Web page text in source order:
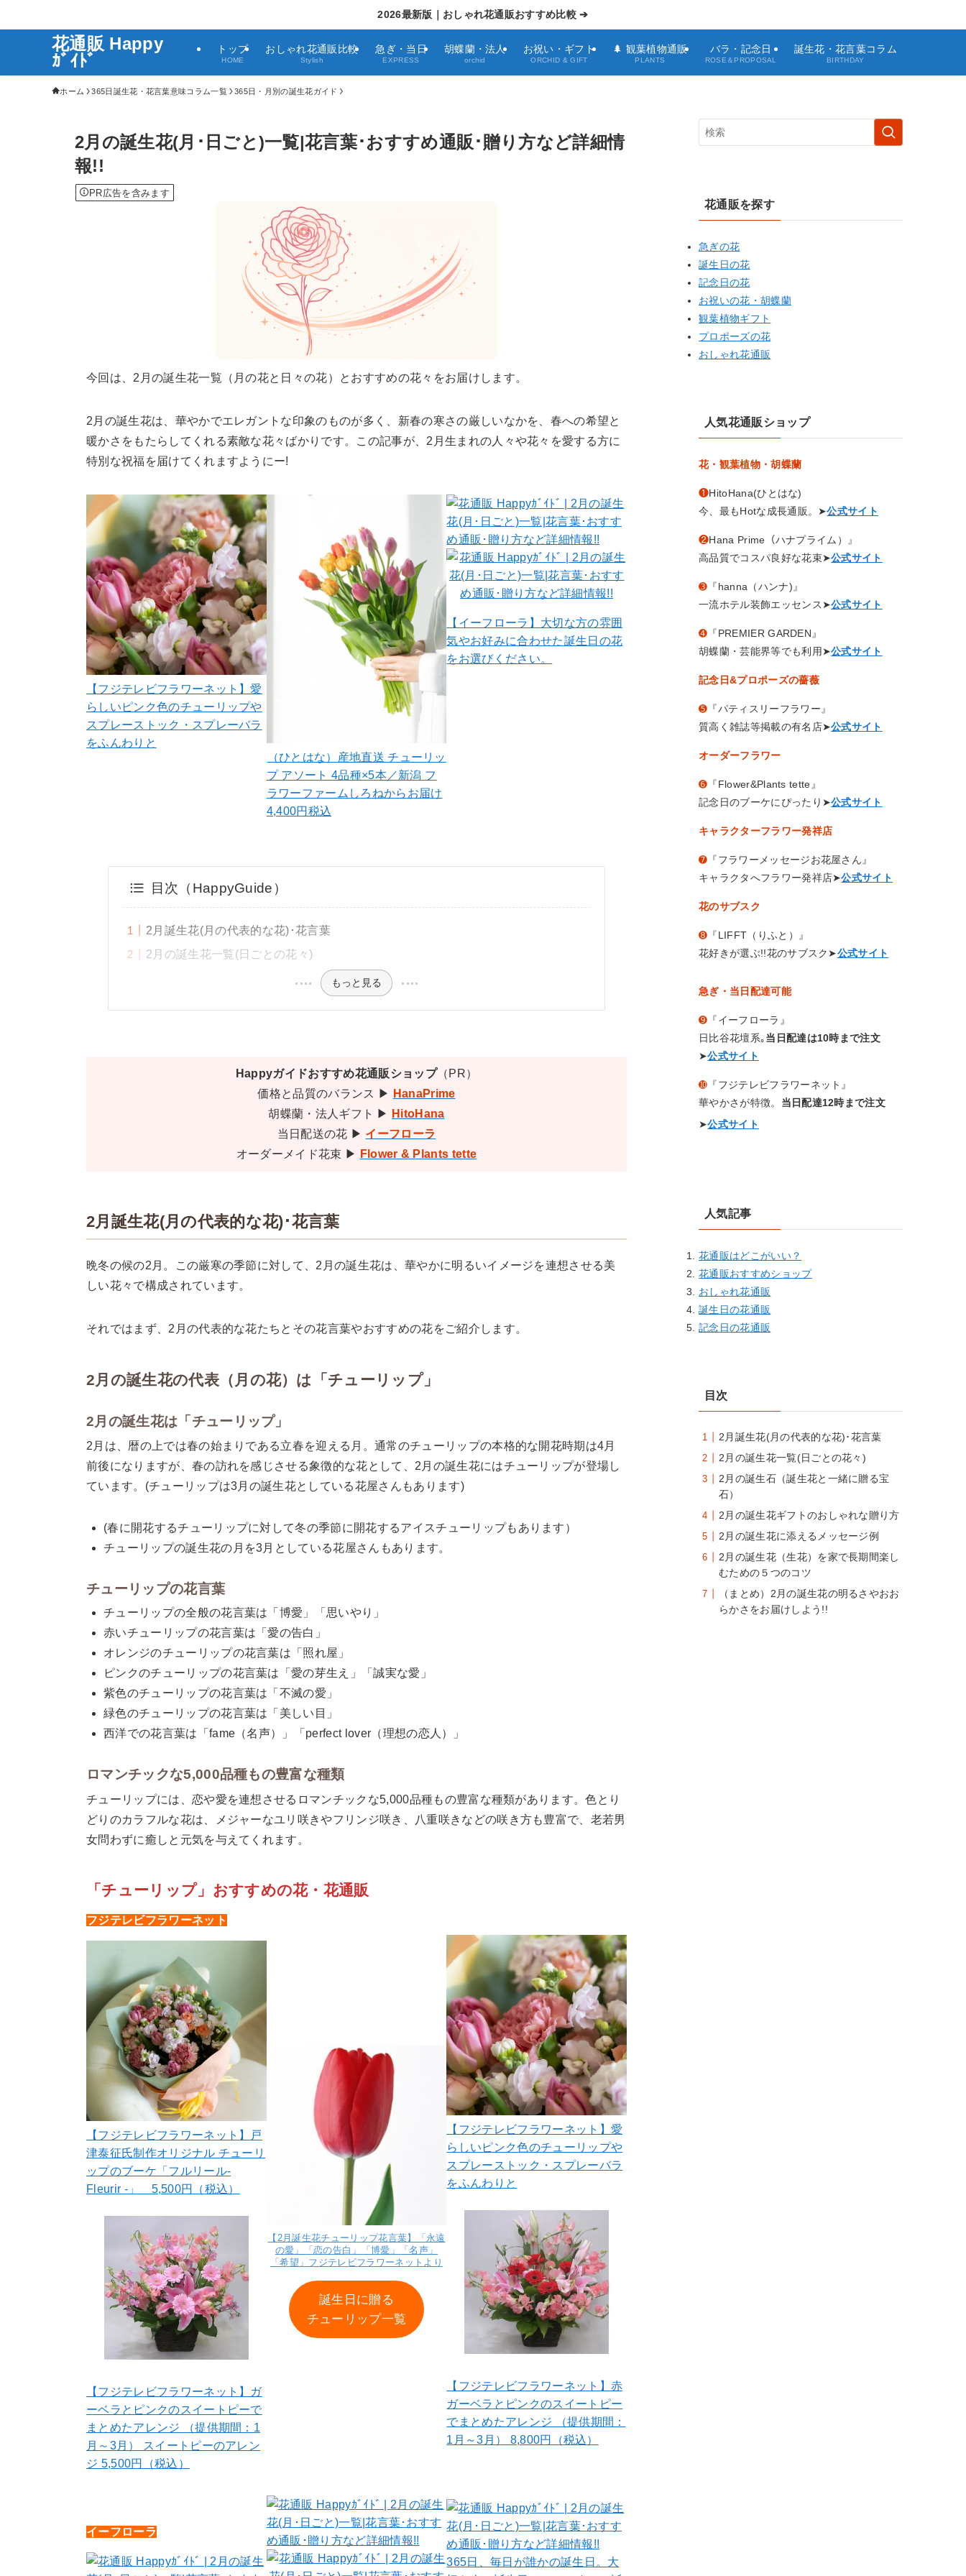
2026最新版｜おしゃれ花通販おすすめ比較 ➔
花通販 Happy
ｶﾞｲﾄﾞ
トップ
HOME
おしゃれ花通販比較
Stylish
急ぎ・当日
EXPRESS
胡蝶蘭・法人
orchid
お祝い・ギフト
ORCHID & GIFT
🌲 観葉植物通販
PLANTS
バラ・記念日
ROSE＆PROPOSAL
誕生花・花言葉コラム
BIRTHDAY
ホーム 365日誕生花・花言葉意味コラム一覧 365日・月別の誕生花ガイド
2月の誕生花(月･日ごと)一覧|花言葉･おすすめ通販･贈り方など詳細情
報!!
PR広告を含みます
今回は、2月の誕生花一覧（月の花と日々の花）とおすすめの花々をお届けします。
2月の誕生花は、華やかでエレガントな印象のものが多く、新春の寒さの厳しいなかを、春への希望と
暖かさをもたらしてくれる素敵な花々ばかりです。この記事が、2月生まれの人々や花々を愛する方に
特別な祝福を届けてくれますようにー!
【フジテレビフラワーネット】愛
らしいピンク色のチューリップや
スプレーストック・スプレーバラ
をふんわりと
（ひとはな）産地直送 チューリッ
プ アソート 4品種×5本／新潟 フ
ラワーファームしろねからお届け
4,400円税込
【イーフローラ】大切な方の雰囲
気やお好みに合わせた誕生日の花
をお選びください。
目次（HappyGuide）
2月誕生花(月の代表的な花)･花言葉
2月の誕生花一覧(日ごとの花々)
もっと見る
Happyガイドおすすめ花通販ショップ（PR）
価格と品質のバランス ▶
HanaPrime
胡蝶蘭・法人ギフト ▶
HitoHana
当日配送の花 ▶ イーフローラ
オーダーメイド花束 ▶
Flower & Plants tette
2月誕生花(月の代表的な花)･花言葉
晩冬の候の2月。この厳寒の季節に対して、2月の誕生花は、華やかに明るいイメージを連想させる美
しい花々で構成されています。
それではまず、2月の代表的な花たちとその花言葉やおすすめの花をご紹介します。
2月の誕生花の代表（月の花）は「チューリップ」
2月の誕生花は「チューリップ」
2月は、暦の上では春の始まりである立春を迎える月。通常のチューリップの本格的な開花時期は4月
前後になりますが、春の訪れを感じさせる象徴的な花として、2月の誕生花にはチューリップが登場し
ています。(チューリップは3月の誕生花としている花屋さんもあります)
(春に開花するチューリップに対して冬の季節に開花するアイスチューリップもあります）
チューリップの誕生花の月を3月としている花屋さんもあります。
チューリップの花言葉
チューリップの全般の花言葉は「博愛」「思いやり」
赤いチューリップの花言葉は「愛の告白」
オレンジのチューリップの花言葉は「照れ屋」
ピンクのチューリップの花言葉は「愛の芽生え」「誠実な愛」
紫色のチューリップの花言葉は「不滅の愛」
緑色のチューリップの花言葉は「美しい目」
西洋での花言葉は「fame（名声）」「perfect lover（理想の恋人）」
ロマンチックな5,000品種もの豊富な種類
チューリップには、恋や愛を連想させるロマンチックな5,000品種もの豊富な種類があります。色とり
どりのカラフルな花は、メジャーなユリ咲きやフリンジ咲き、八重咲きなどの咲き方も豊富で、老若男
女問わずに癒しと元気を与えてくれます。
「チューリップ」おすすめの花・花通販
フジテレビフラワーネット
【フジテレビフラワーネット】戸
津泰征氏制作オリジナル チューリ
ップのブーケ「フルリール-
Fleurir -」 5,500円（税込）
【フジテレビフラワーネット】ガ
ーベラとピンクのスイートピーで
まとめたアレンジ （提供期間：1
月～3月） スイートピーのアレン
ジ 5,500円（税込）
【2月誕生花チューリップ花言葉】「永遠
の愛」「恋の告白」「博愛」「名声」
「希望」フジテレビフラワーネットより
誕生日に贈る
チューリップ一覧
【フジテレビフラワーネット】愛
らしいピンク色のチューリップや
スプレーストック・スプレーバラ
をふんわりと
【フジテレビフラワーネット】赤
ガーベラとピンクのスイートピー
でまとめたアレンジ （提供期間：
1月～3月） 8,800円（税込）
イーフローラ
365日、毎日が誰かの誕生日。大
花通販を探す
急ぎの花
誕生日の花
記念日の花
お祝いの花・胡蝶蘭
観葉植物ギフト
プロポーズの花
おしゃれ花通販
人気花通販ショップ
花・観葉植物・胡蝶蘭
❶HitoHana(ひとはな)
今、最もHotな成長通販。➤公式サイト
❷Hana Prime（ハナプライム）』
高品質でコスパ良好な花束➤公式サイト
➌ 『hanna（ハンナ)』
一流ホテル装飾エッセンス➤公式サイト
➍ 『PREMIER GARDEN』
胡蝶蘭・芸能界等でも利用➤公式サイト
記念日&プロポーズの薔薇
➎ 『パティスリーフラワー』
質高く雑誌等掲載の有名店➤公式サイト
オーダーフラワー
➏ 『Flower&Plants tette』
記念日のブーケにぴったり➤公式サイト
キャラクターフラワー発祥店
➐ 『フラワーメッセージお花屋さん』
キャラクタへフラワー発祥店➤公式サイト
花のサブスク
➑ 『LIFFT（りふと）』
花好きが選ぶ!!花のサブスク➤公式サイト
急ぎ・当日配達可能
➒ 『イーフローラ』
日比谷花壇系｡当日配達は10時まで注文
➤公式サイト
➓ 『フジテレビフラワーネット』
華やかさが特徴。 当日配達12時まで注文
➤公式サイト
人気記事
花通販はどこがいい？
花通販おすすめショップ
おしゃれ花通販
誕生日の花通販
記念日の花通販
目次
2月誕生花(月の代表的な花)･花言葉
2月の誕生花一覧(日ごとの花々)
2月の誕生石（誕生花と一緒に贈る宝
石）
2月の誕生花ギフトのおしゃれな贈り方
2月の誕生花に添えるメッセージ例
2月の誕生花（生花）を家で長期間楽し
むための５つのコツ
（まとめ）2月の誕生花の明るさやおお
らかさをお届けしよう!!